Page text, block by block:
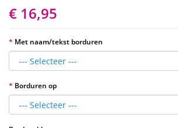
€ 16,95
Met naam/tekst borduren
Borduren op